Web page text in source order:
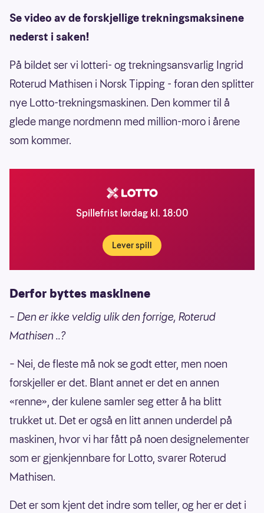
Se video av de forskjellige trekningsmaksinene
nederst i saken!
På bildet ser vi lotteri- og trekningsansvarlig Ingrid
Roterud Mathisen i Norsk Tipping - foran den splitter
nye Lotto-trekningsmaskinen. Den kommer til å
glede mange nordmenn med million-moro i årene
som kommer.
Spillefrist lørdag kl. 18:00
Lever spill
Derfor byttes maskinene
– Den er ikke veldig ulik den forrige, Roterud
Mathisen ..?
– Nei, de fleste må nok se godt etter, men noen
forskjeller er det. Blant annet er det en annen
«renne», der kulene samler seg etter å ha blitt
trukket ut. Det er også en litt annen underdel på
maskinen, hvor vi har fått på noen designelementer
som er gjenkjennbare for Lotto, svarer Roterud
Mathisen.
Det er som kjent det indre som teller, og her er det i